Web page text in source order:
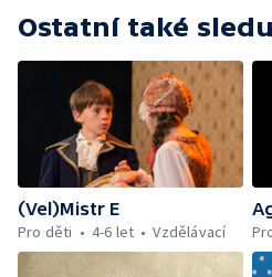
Ostatní také
(Vel)Mistr E
Pro děti
4-6 let Vzdělávací